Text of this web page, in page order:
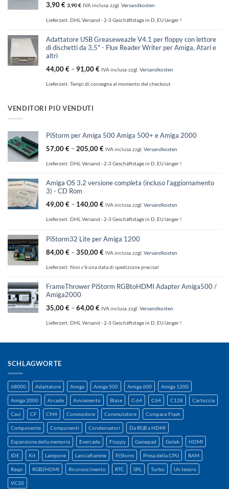
3,90€ 3,90€ IVA inclusa zzgl.Versandkosten
Lieferzeit: DHL Versand - 2-3 Geschäftstage in D, EU länger !
Adattatore USB Greaseweazle V4.1 per floppy con lettore
di dischetti da 3,5" - Flux Reader Writer per Amiga, Atari e
altri
44,00€ –91,00€ IVA inclusa zzgl. Versandkosten
Lieferzeit: Tempi di consegna al momento del checkout
VENDITORI PIÙ VENDUTI
PiStorm per Amiga 500 Amiga 500+ e Amiga 2000
57,00€ –205,00€ IVA inclusa zzgl. Versandkosten
Lieferzeit: DHL Versand - 2-3 Geschäftstage in D, EU länger !
Amiga OS 3.2 versione completa (incluso l'aggiornamento
3) - CD Rom
49,00€ – 140,00€ IVA inclusa zzgl. Versandkosten
Lieferzeit: DHL Versand - 2-3 Geschäftstage in D, EU länger !
PiStorm32 Lite per Amiga 1200
84,00€ –350,00€ IVA inclusa zzgl. Versandkosten
Lieferzeit: Non c'è una data di spedizione precisa!
FrameThrower PiStorm RGBtoHDMI Adapter Amiga500 /
Amiga2000
35,00€ –64,00€ IVA inclusa zzgl. Versandkosten
Lieferzeit: DHL Versand - 2-3 Geschäftstage in D, EU länger !
SCHLAGWORTE
68000 Adattatore Amiga Amiga 500 Amiga 600 Amiga 1200
Amiga 2000 Arcade Avviamento Blaze C-64 C64 C128 Cartuccia
Cavi CF CM4 Commodore Commutatore Compace Flash
Componente Componenti Condensatori Da RGB a HDMI
Espansione della memoria Evercade Floppy Gamepad Gotek HDMI
IDE Kit Lampone Lanciafiamme PiStorm Presa della CPU RAM
Raspi RGB2HDMI Riconoscimento RTC SPL Turbo Un tesoro
VC20